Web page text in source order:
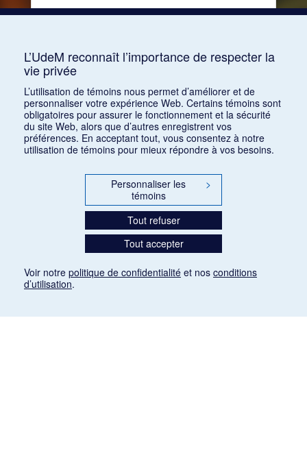
Source :Mercure de France, vol. 126, no 474 (16
L’UdeM reconnaît l’importance de respecter la
vie privée
L’utilisation de témoins nous permet d’améliorer et de
personnaliser votre expérience Web. Certains témoins sont
obligatoires pour assurer le fonctionnement et la sécurité
du site Web, alors que d’autres enregistrent vos
préférences. En acceptant tout, vous consentez à notre
utilisation de témoins pour mieux répondre à vos besoins.
Personnaliser les
témoins
>
Tout refuser
Tout accepter
Voir notre politique de confidentialité et nos conditions
d’utilisation.